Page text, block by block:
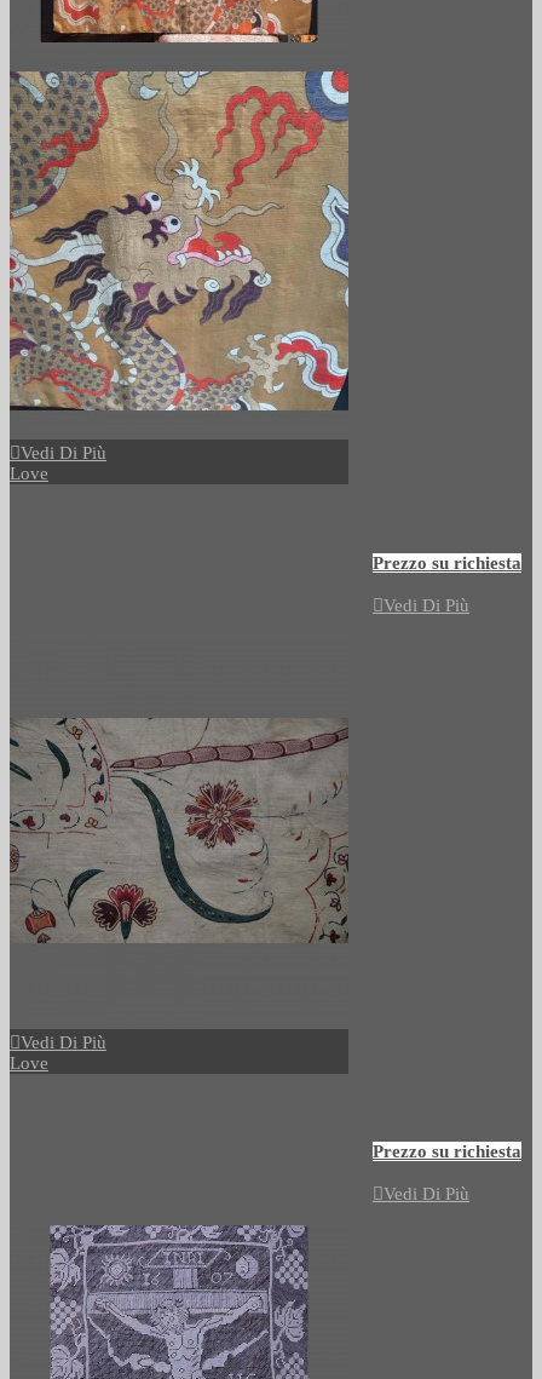
Vedi Di Più
Love
Prezzo su richiesta
Vedi Di Più
Vedi Di Più
Love
Prezzo su richiesta
Vedi Di Più